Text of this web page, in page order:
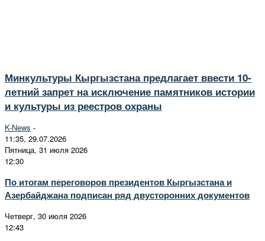
Минкультуры Кыргызстана предлагает ввести 10-
летний запрет на исключение памятников истории
и культуры из реестров охраны
K-News -
11:35, 29.07.2026
Пятница, 31 июля 2026
12:30
По итогам переговоров президентов Кыргызстана и
Азербайджана подписан ряд двусторонних документов
Четверг, 30 июля 2026
12:43